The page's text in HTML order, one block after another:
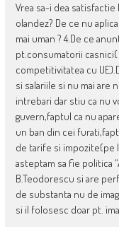
Vrea sa-i dea
olandez? De ce nu
mai uman ? 4.De ce
pt.consumatorii
competitivitatea cu
si salariile si nu mai are
intrebari dar stiu ca nu
guvern,faptul ca nu
un ban din cei
de tarife si impozite(pe
asteptam sa fie politica
B.Teodorescu si are
de substanta nu de
si il folosesc doar pt.